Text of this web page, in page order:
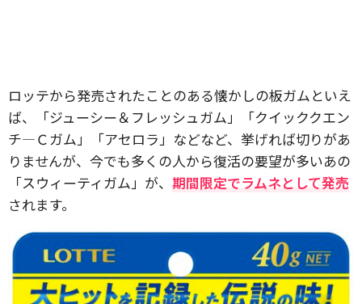
ロッテから発売されたことのある懐かしの板ガムといえ
ば、「ジューシー＆フレッシュガム」「クイッククエン
チ―Ｃガム」「アセロラ」などなど、挙げれば切りがあ
りませんが、今でも多くの人から復活の要望が多いあの
「スウィーティガム」が、 期間限定でラムネとして発売
されます。